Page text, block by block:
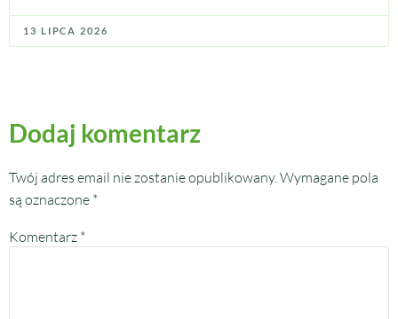
13 LIPCA 2026
Dodaj komentarz
Twój adres email nie zostanie opublikowany.Wymagane pola
są oznaczone *
Komentarz *